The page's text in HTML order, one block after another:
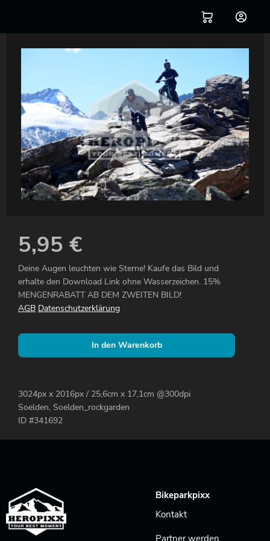
5,95 €
Deine Augen leuchten wie Sterne! Kaufe das Bild und
erhalte den Download Link ohne Wasserzeichen. 15%
MENGENRABATT AB DEM ZWEITEN BILD!
AGB Datenschutzerklärung
In den Warenkorb
3024px x 2016px / 25,6cm x 17,1cm @300dpi
Soelden, Soelden_rockgarden
ID #341692
Bikeparkpixx
Kontakt
Partner werden